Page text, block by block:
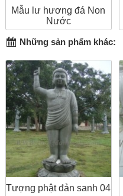
Mẫu lư hương đá Non
Nước
Những sản phẩm khác:
Tượng phật đản sanh 04